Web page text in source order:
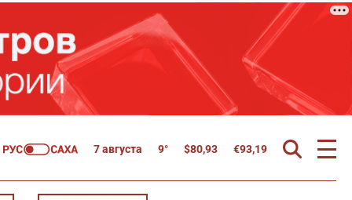
7 августа 9° $80,93 €93,19